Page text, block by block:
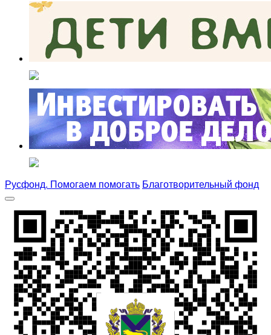
Русфонд. Помогаем помогать Благотворительный фонд